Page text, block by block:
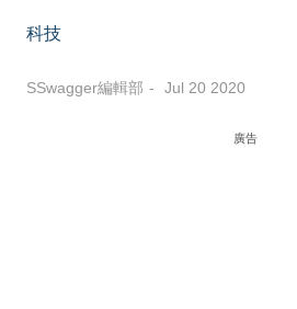
科技
SSwagger編輯部 Jul 20 2020
廣告